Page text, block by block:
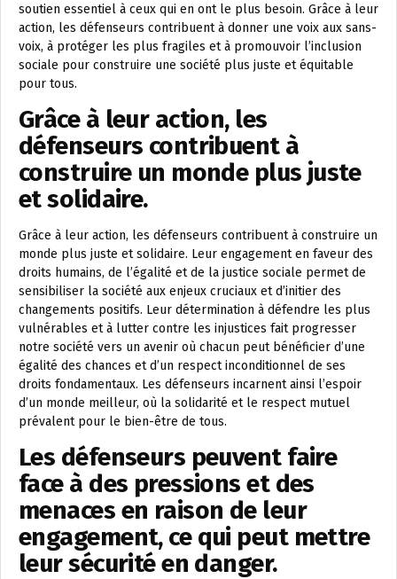
soutien essentiel à ceux qui en ont le plus besoin. Grâce à leur
action, les défenseurs contribuent à donner une voix aux sans-
voix, à protéger les plus fragiles et à promouvoir l’inclusion
sociale pour construire une société plus juste et équitable
pour tous.
Grâce à leur action, les
défenseurs contribuent à
construire un monde plus juste
et solidaire.
Grâce à leur action, les défenseurs contribuent à construire un
monde plus juste et solidaire. Leur engagement en faveur des
droits humains, de l’égalité et de la justice sociale permet de
sensibiliser la société aux enjeux cruciaux et d’initier des
changements positifs. Leur détermination à défendre les plus
vulnérables et à lutter contre les injustices fait progresser
notre société vers un avenir où chacun peut bénéficier d’une
égalité des chances et d’un respect inconditionnel de ses
droits fondamentaux. Les défenseurs incarnent ainsi l’espoir
d’un monde meilleur, où la solidarité et le respect mutuel
prévalent pour le bien-être de tous.
Les défenseurs peuvent faire
face à des pressions et des
menaces en raison de leur
engagement, ce qui peut mettre
leur sécurité en danger.